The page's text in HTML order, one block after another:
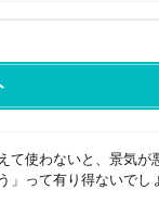
て使わないと、景気が
」って有り得ないでし